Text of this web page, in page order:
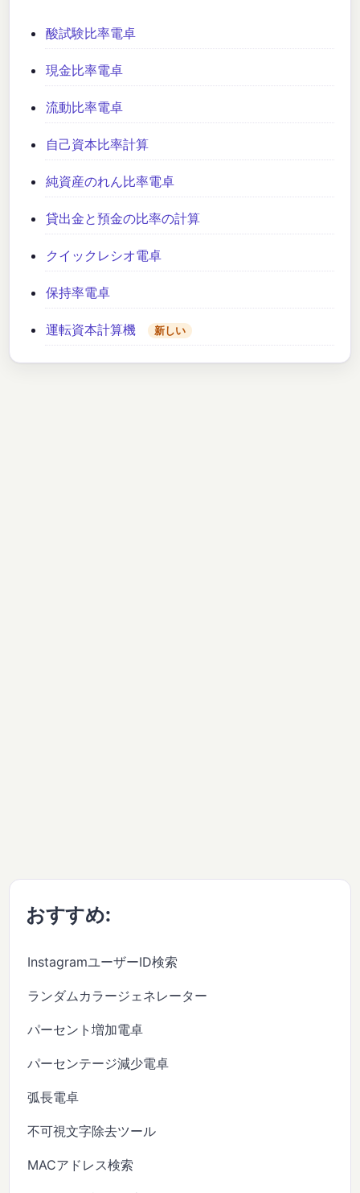
酸試験比率電卓
現金比率電卓
流動比率電卓
自己資本比率計算
純資産のれん比率電卓
貸出金と預金の比率の計算
クイックレシオ電卓
保持率電卓
運転資本計算機 新しい
おすすめ:
InstagramユーザーID検索
ランダムカラージェネレーター
パーセント増加電卓
パーセンテージ減少電卓
弧長電卓
不可視文字除去ツール
MACアドレス検索